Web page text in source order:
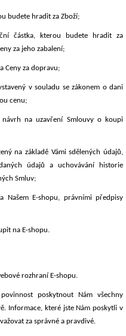
budete hradit za Zboží;
částka, kterou budete hradit za
za jeho zabalení;
Ceny za dopravu;
v souladu se zákonem o dani
cenu;
návrh na uzavření Smlouvy o koupi
na základě Vámi sdělených údajů,
údajů a uchovávání historie
Smluv;
Našem E-shopu, právními předpisy
na E-shopu.
rozhraní E-shopu.
poskytnout Nám všechny
Informace, které jste Nám poskytli v
za správné a pravdivé.